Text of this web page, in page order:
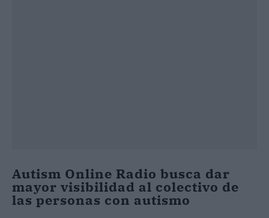
Autism Online Radio busca dar
mayor visibilidad al colectivo de
las personas con autismo